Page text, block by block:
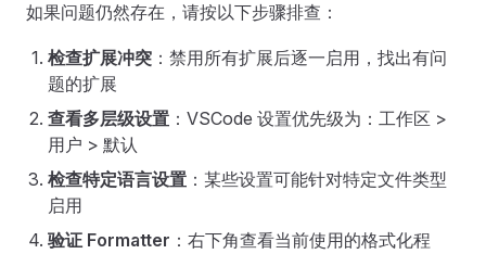
如果问题仍然存在，请按以下步骤排查：
检查扩展冲突 ：禁用所有扩展后逐一启用，找出有问
题的扩展
查看多层级设置 ：VSCode 设置优先级为：工作区 >
用户 > 默认
检查特定语言设置 ：某些设置可能针对特定文件类型
启用
验证 Formatter ：右下角查看当前使用的格式化程